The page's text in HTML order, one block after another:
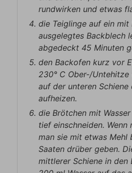
rundwirken und etwas
die Teiglinge auf ein mit
ausgelegtes Backblech
abgedeckt 45 Minuten
den Backofen kurz vor
230° C Ober-/
auf der unteren
aufheizen.
die Brötchen mit
tief einschneiden. Wenn
man sie mit etwas Mehl
Saaten drüber geben.
mittlerer Schiene in den